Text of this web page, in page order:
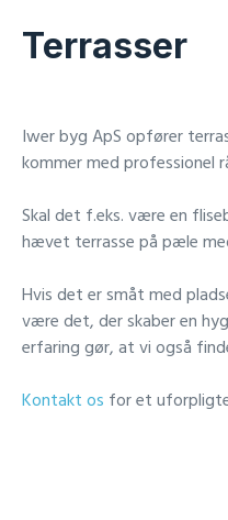
​Terrasser
Iwer byg ApS opfører
kommer med professionel
Skal det f.eks. være en
hævet terrasse på pæle
Hvis det er småt med
være det, der skaber en
erfaring gør, at vi også
Kontakt os for et